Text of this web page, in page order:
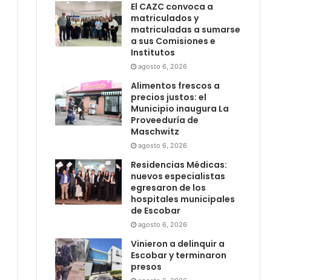
El CAZC convoca a
matriculados y
matriculadas a sumarse
a sus Comisiones e
Institutos
agosto 6, 2026
Alimentos frescos a
precios justos: el
Municipio inaugura La
Proveeduría de
Maschwitz
agosto 6, 2026
Residencias Médicas:
nuevos especialistas
egresaron de los
hospitales municipales
de Escobar
agosto 6, 2026
Vinieron a delinquir a
Escobar y terminaron
presos